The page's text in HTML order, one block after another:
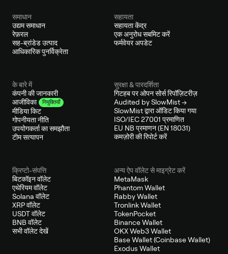
समाधान
उद्यम समाधान
रेफ़रल
सह-ब्रांडेड उत्पाद
आधिकारिक पुनर्विक्रेता
सहायता
सहायता केंद्र
एक अनुरोध सबमिट करें
फर्मवेयर अपडेट
के बारे में
कंपनी की जानकारी
आजीविका
नियुक्तियाँ
मीडिया किट
गोपनीयता नीति
उपयोगकर्ता का समझौता
टीम सत्यापन
सुरक्षा & पारदर्शिता
गिटहब पर ओपन सोर्स रिपॉज़िटरीज़
Audited by SlowMist →
SlowMist द्वारा ऑडिट किया गया
ISO/IEC 27001 प्रमाणित
EU NB प्रमाणन (EN 18031)
कमज़ोरी की रिपोर्ट करें
क्रिप्टो-संपत्ति
बिटकॉइन वॉलेट
एथेरियम वॉलेट
Solana वॉलेट
XRP वॉलेट
USDT वॉलेट
BNB वॉलेट
सभी वॉलेट देखें
अन्य ऐप वॉलेट से माइग्रेट करें
MetaMask
Phantom Wallet
Rabby Wallet
Tronlink Wallet
TokenPocket
Binance Wallet
OKX Web3 Wallet
Base Wallet (Coinbase Wallet)
Exodus Wallet